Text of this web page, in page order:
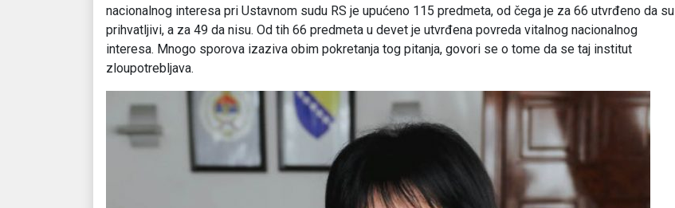
nacionalnog interesa pri Ustavnom sudu RS je upućeno 115 predmeta, od čega je za 66 utvrđeno da su
prihvatljivi, a za 49 da nisu. Od tih 66 predmeta u devet je utvrđena povreda vitalnog nacionalnog
interesa. Mnogo sporova izaziva obim pokretanja tog pitanja, govori se o tome da se taj institut
zloupotrebljava.